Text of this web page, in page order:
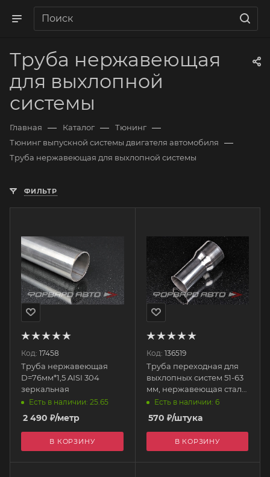
Труба нержавеющая
для выхлопной
системы
Главная — Каталог — Тюнинг —
Тюнинг выпускной системы двигателя автомобиля —
Труба нержавеющая для выхлопной системы
ФИЛЬТР
Код: 17458
Труба нержавеющая
D=76мм*1,5 AISI 304
зеркальная
Есть в наличии: 25.65
2 490 ₽/метр
В КОРЗИНУ
Код: 136519
Труба переходная для
выхлопных систем 51-63
мм, нержавеющая сталь
EP-BJ51R63 EPMAN
Есть в наличии: 6
570 ₽/штука
В КОРЗИНУ